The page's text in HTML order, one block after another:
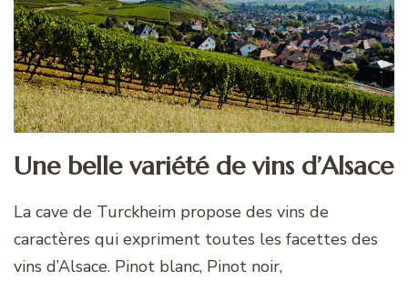
Une belle variété de vins d’Alsace
La cave de Turckheim propose des vins de
caractères qui expriment toutes les facettes des
vins d’Alsace. Pinot blanc, Pinot noir,